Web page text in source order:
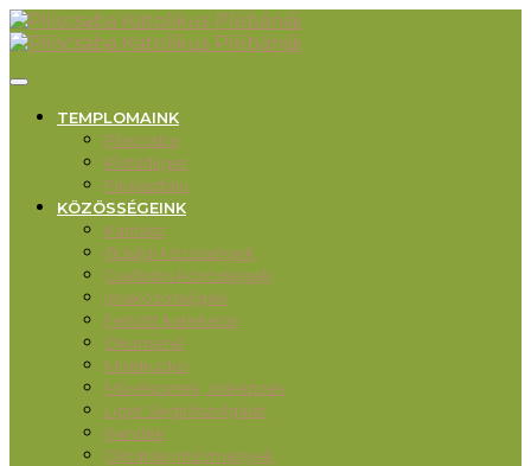
TEMPLOMAINK
Piliscsaba
Klotildliget
Pilisjászfalu
KÖZÖSSÉGEINK
Karitász
Ifjúsági közösségek
Családos közösségek
Imaközösségek
Felnőtt katekézis
Ökumené
Misekuckó
Művészetek, önképzés
Liget Segítőszolgálat
Rendek
Oktatási intézmények